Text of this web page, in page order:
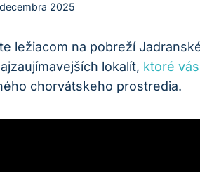
2025
ležiacom na pobreží
lokalít, ktoré
chorvátskeho prostredia.